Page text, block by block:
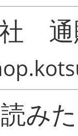
社
み